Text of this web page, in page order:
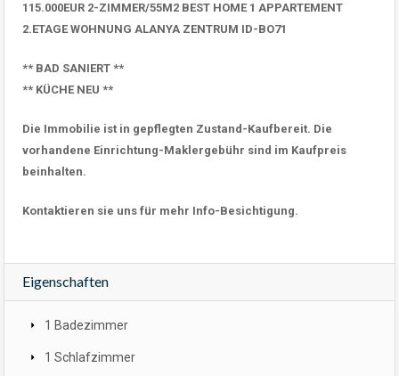
115.000EUR 2-ZIMMER/55M2 BEST HOME 1 APPARTEMENT
2.ETAGE WOHNUNG ALANYA ZENTRUM ID-BO71
** BAD SANIERT **
** KÜCHE NEU **
Die Immobilie ist in gepflegten Zustand-Kaufbereit. Die
vorhandene Einrichtung-Maklergebühr sind im Kaufpreis
beinhalten.
Kontaktieren sie uns für mehr Info-Besichtigung.
Eigenschaften
1 Badezimmer
1 Schlafzimmer